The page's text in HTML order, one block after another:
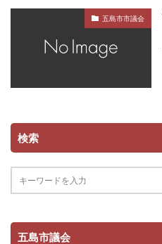
五島市市議会
検索
五島市議会